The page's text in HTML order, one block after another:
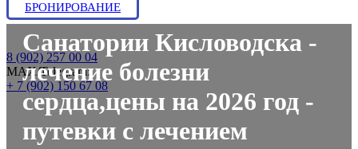
БРОНИРОВАНИЕ
8 (902) 257 00 04
МАХ/Telegram:
+ 7 (902) 150 67 08
Санатории Кисловодска -
лечение болезни
сердца,цены на 2026 год -
путевки с лечением